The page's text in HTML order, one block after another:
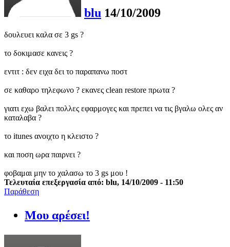
blu 14/10/2009
δουλευει καλα σε 3 gs ?
το δοκιμασε κανεις ?
εντιτ : δεν ειχα δει το παραπανω ποστ
σε καθαρο τηλεφωνο ? εκανες clean restore πρωτα ?
γιατι εχω βαλει πολλες εφαρμογες και πρεπει να τις βγαλω ολες αν
καταλαβα ?
το itunes ανοιχτο η κλειστο ?
και ποση ωρα παιρνει ?
φοβαμαι μην το χαλασω το 3 gs μου !
Τελευταία επεξεργασία από: blu, 14/10/2009 - 11:50
Παράθεση
Μου αρέσει!